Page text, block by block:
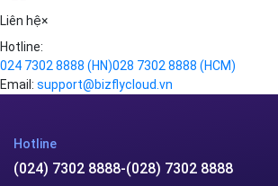
Videos
Liên hệ×
Hotline:
024 7302 8888 (HN)028 7302 8888 (HCM)
Email: support@bizflycloud.vn
Hotline
(024) 7302 8888-(028) 7302 8888